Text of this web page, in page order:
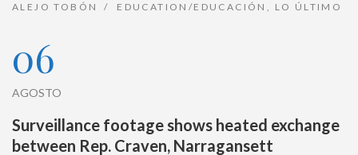
ALEJO TOBÓN EDUCATION/EDUCACIÓN , LO ÚLTIMO
06
AGOSTO
Surveillance footage shows heated exchange
between Rep. Craven, Narragansett